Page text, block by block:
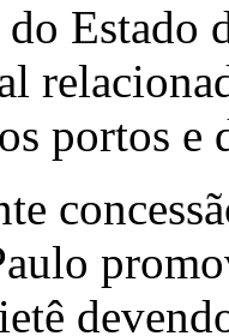
Estado
portos